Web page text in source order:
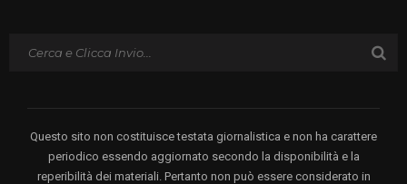
Questo sito non costituisce testata giornalistica e non ha carattere
periodico essendo aggiornato secondo la disponibilità e la
reperibilità dei materiali. Pertanto non può essere considerato in